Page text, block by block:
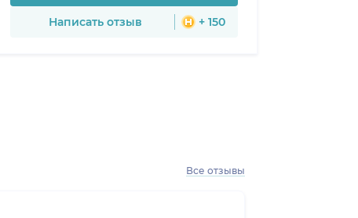
Написать отзыв + 150
Все отзывы